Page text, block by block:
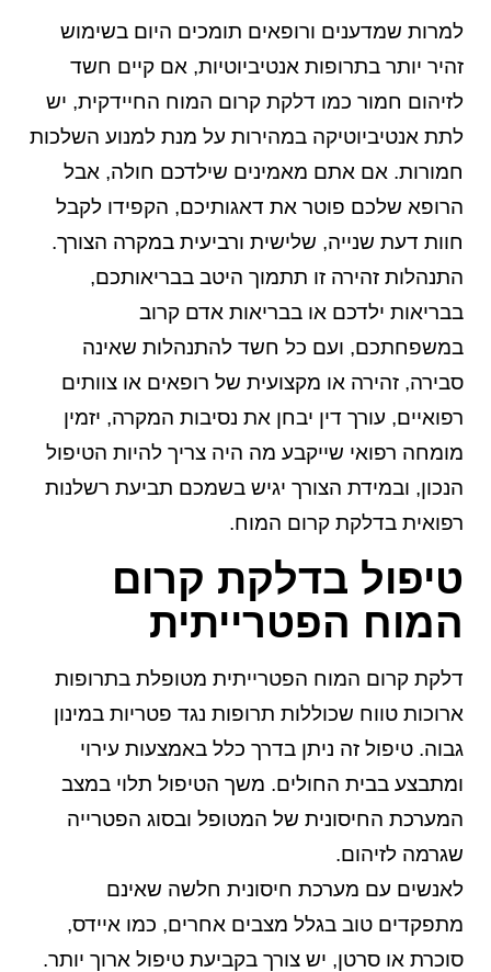
למרות שמדענים ורופאים תומכים היום בשימוש
זהיר יותר בתרופות אנטיביוטיות, אם קיים חשד
לזיהום חמור כמו דלקת קרום המוח החיידקית, יש
לתת אנטיביוטיקה במהירות על מנת למנוע השלכות
חמורות. אם אתם מאמינים שילדכם חולה, אבל
הרופא שלכם פוטר את דאגותיכם, הקפידו לקבל
חוות דעת שנייה, שלישית ורביעית במקרה הצורך.
התנהלות זהירה זו תתמוך היטב בבריאותכם,
בבריאות ילדכם או בבריאות אדם קרוב
במשפחתכם, ועם כל חשד להתנהלות שאינה
סבירה, זהירה או מקצועית של רופאים או צוותים
רפואיים, עורך דין יבחן את נסיבות המקרה, יזמין
מומחה רפואי שייקבע מה היה צריך להיות הטיפול
הנכון, ובמידת הצורך יגיש בשמכם תביעת רשלנות
רפואית בדלקת קרום המוח.
טיפול בדלקת קרום
המוח הפטרייתית
דלקת קרום המוח הפטרייתית מטופלת בתרופות
ארוכות טווח שכוללות תרופות נגד פטריות במינון
גבוה. טיפול זה ניתן בדרך כלל באמצעות עירוי
ומתבצע בבית החולים. משך הטיפול תלוי במצב
המערכת החיסונית של המטופל ובסוג הפטרייה
שגרמה לזיהום.
לאנשים עם מערכת חיסונית חלשה שאינם
מתפקדים טוב בגלל מצבים אחרים, כמו איידס,
סוכרת או סרטן, יש צורך בקביעת טיפול ארוך יותר.